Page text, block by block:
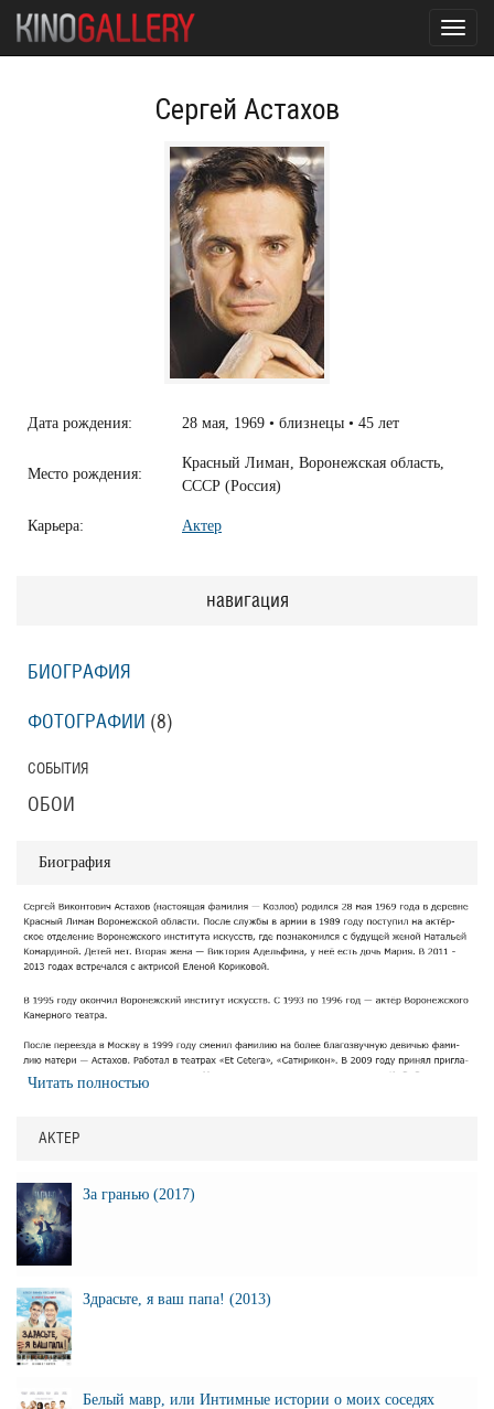
Сергей Астахов
Дата рождения: 28 мая, 1969 • близнецы • 45 лет
Место рождения:
Красный Лиман, Воронежская область,
СССР (Россия)
Карьера: Актер
навигация
БИОГРАФИЯ
ФОТОГРАФИИ (8)
СОБЫТИЯ
ОБОИ
Биография
Читать полностью
АКТЕР
За гранью (2017)
Здрасьте, я ваш папа! (2013)
Белый мавр, или Интимные истории о моих соседях